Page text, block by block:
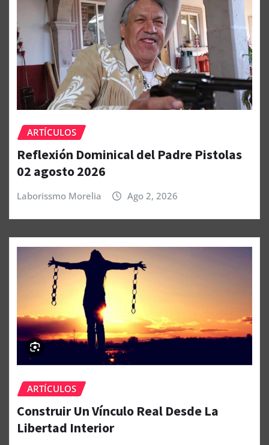
ARTÍCULOS
Reflexión Dominical del Padre Pistolas
02 agosto 2026
Laborissmo Morelia Ago 2, 2026
ARTÍCULOS
Construir Un Vínculo Real Desde La
Libertad Interior